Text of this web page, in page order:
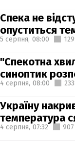
Спека не
опуститься
5 серпня, 08:00
"Спекотна
синоптик
4 серпня, 08:00
Україну
температура
4 серпня, 07:32 907